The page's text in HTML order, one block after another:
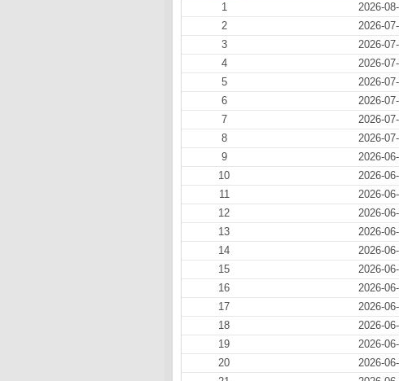
1 2026-
2
2026-
3
2026-
4
2026-
5
2026-
6
2026-
7
2026-
8
2026-
9
2026-
10
2026-
11
2026-
12
2026-
13
2026-
14
2026-
15
2026-
16
2026-
17
2026-
18
2026-
19
2026-
20
2026-